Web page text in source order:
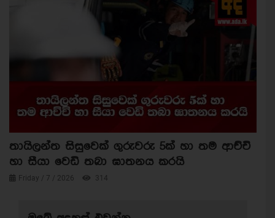
තායිලන්ත සිසුවෙක් ගුරුවරු 5ක් හා තම ආච්චි
හා සීයා වෙඩි තබා ඝාතනය කරයි
Friday / 7 / 2026 314